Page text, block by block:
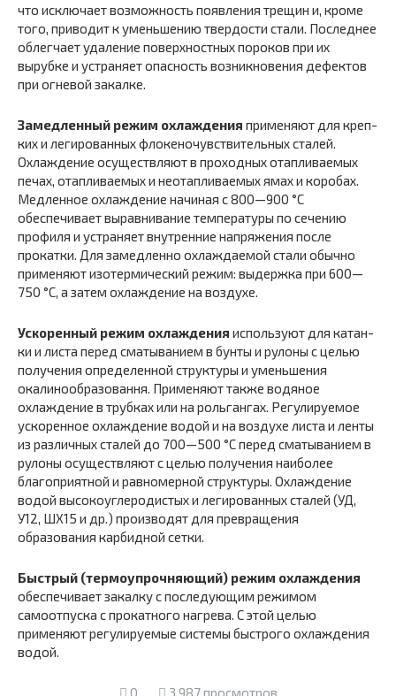
что исключает возможность появления трещин и, кроме
то­го, приводит к уменьшению твердости стали. Последнее
об­легчает удаление поверхностных пороков при их
вырубке и устраняет опасность возникновения дефектов
при огневой закалке.
Замедленный режим охлаждения применяют для креп­
ких и легированных флокеночувствительных сталей.
Охлаж­дение осуществляют в проходных отапливаемых
печах, отапливаемых и неотапливаемых ямах и коробах.
Медлен­ное охлаждение начиная с 800—900 °С
обеспечивает вы­равнивание температуры по сечению
профиля и устраняет внутренние напряжения после
прокатки. Для замедленно охлаждаемой стали обычно
применяют изотермический ре­жим: выдержка при 600—
750 °С, а затем охлаждение на воздухе.
Ускоренный режим охлаждения используют для катан­
ки и листа перед сматыванием в бунты и рулоны с целью
получения определенной структуры и уменьшения
окалинообразовання. Применяют также водяное
охлаждение в трубках или на рольгангах. Регулируемое
ускоренное охлаждение водой и на воздухе листа и ленты
из различ­ных сталей до 700—500 °С перед сматыванием в
рулоны осуществляют с целью получения наиболее
благоприятной и равномерной структуры. Охлаждение
водой высокоуглеродистых и легированных сталей (УД,
У12, ШХ15 и др.) производят для превращения
образования карбидной сетки.
Быстрый (термоупрочняющий) режим охлаждения
обеспечивает закалку с последующим режимом
самоотпуска с прокатного нагрева. С этой целью
применяют регули­руемые системы быстрого охлаждения
водой.
0 3 987 просмотров